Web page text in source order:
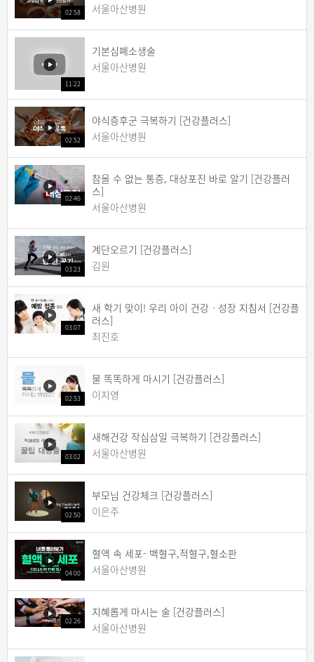
02:58
서울아산병원
11:22
기본심폐소생술
서울아산병원
02:52
야식증후군 극복하기 [건강플러스]
서울아산병원
02:46
참을 수 없는 통증, 대상포진 바로 알기 [건강플러
스]
서울아산병원
03:23
계단오르기 [건강플러스]
김원
03:07
새 학기 맞이! 우리 아이 건강ㆍ성장 지침서 [건강플
러스]
최진호
02:53
물 똑똑하게 마시기 [건강플러스]
이지영
03:02
새해건강 작심삼일 극복하기 [건강플러스]
서울아산병원
02:50
부모님 건강체크 [건강플러스]
이은주
04:00
혈액 속 세포- 백혈구,적혈구,혈소판
서울아산병원
02:26
지혜롭게 마시는 술 [건강플러스]
서울아산병원